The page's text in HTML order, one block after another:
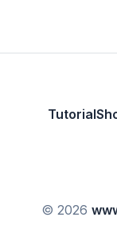
Tutorial
© 2026